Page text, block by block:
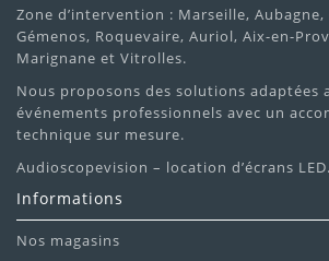
Zone d’intervention : Marseille, Aubagne,
Gémenos, Roquevaire, Auriol, Aix-en-
Marignane et Vitrolles.
Nous proposons des solutions adaptées
événements professionnels avec un
technique sur mesure.
Audioscopevision – location d’écrans LED.
Informations
Nos magasins